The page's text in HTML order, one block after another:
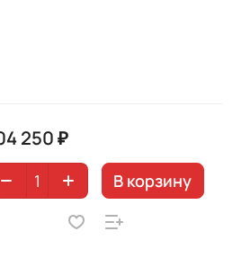
250 ₽
В корзину